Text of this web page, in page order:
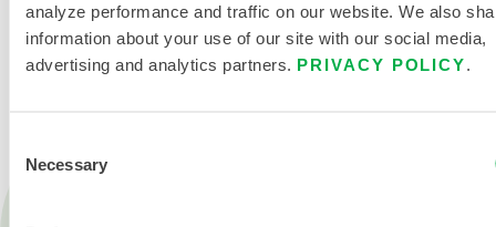
analyze performance and traffic on our website. We also
information about your use of our site with our social media,
advertising and analytics partners. PRIVACY POLICY.
Selection
Necessary
NOUS CONTACTER